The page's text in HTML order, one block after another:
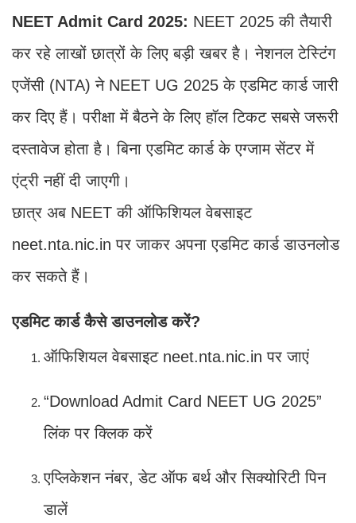
NEET Admit Card 2025: NEET 2025 की तैयारी
कर रहे लाखों छात्रों के लिए बड़ी खबर है। नेशनल टेस्टिंग
एजेंसी (NTA) ने NEET UG 2025 के एडमिट कार्ड जारी
कर दिए हैं। परीक्षा में बैठने के लिए हॉल टिकट सबसे जरूरी
दस्तावेज होता है। बिना एडमिट कार्ड के एग्जाम सेंटर में
एंट्री नहीं दी जाएगी।
छात्र अब NEET की ऑफिशियल वेबसाइट
neet.nta.nic.in पर जाकर अपना एडमिट कार्ड डाउनलोड
कर सकते हैं।
एडमिट कार्ड कैसे डाउनलोड करें?
ऑफिशियल वेबसाइट neet.nta.nic.in पर जाएं
“Download Admit Card NEET UG 2025”
लिंक पर क्लिक करें
एप्लिकेशन नंबर, डेट ऑफ बर्थ और सिक्योरिटी पिन
डालें